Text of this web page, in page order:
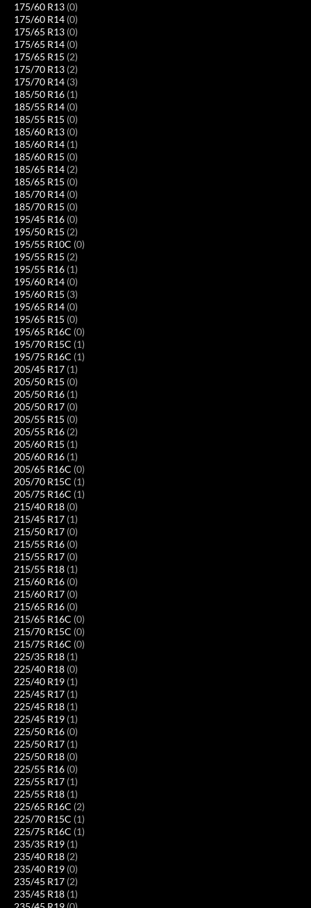
175/60 R13 (0)
175/60 R14 (0)
175/65 R13 (0)
175/65 R14 (0)
175/65 R15 (2)
175/70 R13 (2)
175/70 R14 (3)
185/50 R16 (1)
185/55 R14 (0)
185/55 R15 (0)
185/60 R13 (0)
185/60 R14 (1)
185/60 R15 (0)
185/65 R14 (2)
185/65 R15 (0)
185/70 R14 (0)
185/70 R15 (0)
195/45 R16 (0)
195/50 R15 (2)
195/55 R10C (0)
195/55 R15 (2)
195/55 R16 (1)
195/60 R14 (0)
195/60 R15 (3)
195/65 R14 (0)
195/65 R15 (0)
195/65 R16C (0)
195/70 R15C (1)
195/75 R16C (1)
205/45 R17 (1)
205/50 R15 (0)
205/50 R16 (1)
205/50 R17 (0)
205/55 R15 (0)
205/55 R16 (2)
205/60 R15 (1)
205/60 R16 (1)
205/65 R16C (0)
205/70 R15C (1)
205/75 R16C (1)
215/40 R18 (0)
215/45 R17 (1)
215/50 R17 (0)
215/55 R16 (0)
215/55 R17 (0)
215/55 R18 (1)
215/60 R16 (0)
215/60 R17 (0)
215/65 R16 (0)
215/65 R16C (0)
215/70 R15C (0)
215/75 R16C (0)
225/35 R18 (1)
225/40 R18 (0)
225/40 R19 (1)
225/45 R17 (1)
225/45 R18 (1)
225/45 R19 (1)
225/50 R16 (0)
225/50 R17 (1)
225/50 R18 (0)
225/55 R16 (0)
225/55 R17 (1)
225/55 R18 (1)
225/65 R16C (2)
225/70 R15C (1)
225/75 R16C (1)
235/35 R19 (1)
235/40 R18 (2)
235/40 R19 (0)
235/45 R17 (2)
235/45 R18 (1)